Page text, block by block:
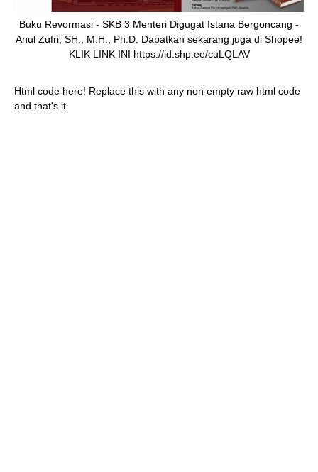
Buku Revormasi - SKB 3 Menteri Digugat Istana Bergoncang -
Anul Zufri, SH., M.H., Ph.D. Dapatkan sekarang juga di Shopee!
KLIK LINK INI https://id.shp.ee/cuLQLAV
Html code here! Replace this with any non empty raw html code
and that's it.